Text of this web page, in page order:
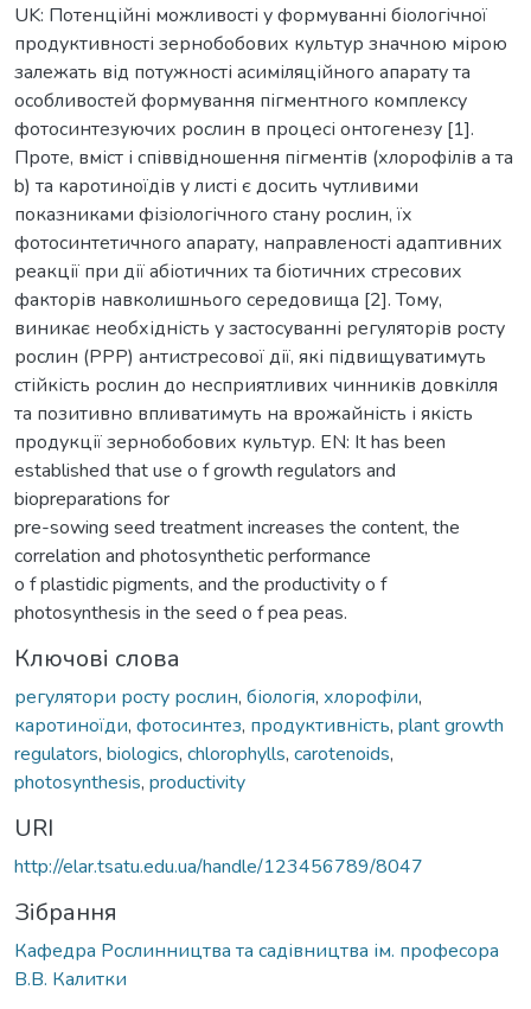
UK: Потенційні можливості у формуванні біологічної
продуктивності зернобобових культур значною мірою
залежать від потужності асиміляційного апарату та
особливостей формування пігментного комплексу
фотосинтезуючих рослин в процесі онтогенезу [1].
Проте, вміст і співвідношення пігментів (хлорофілів а та
b) та каротиноїдів у листі є досить чутливими
показниками фізіологічного стану рослин, їх
фотосинтетичного апарату, направленості адаптивних
реакції при дії абіотичних та біотичних стресових
факторів навколишнього середовища [2]. Тому,
виникає необхідність у застосуванні регуляторів росту
рослин (РРР) антистресової дії, які підвищуватимуть
стійкість рослин до несприятливих чинників довкілля
та позитивно впливатимуть на врожайність і якість
продукції зернобобових культур. EN: It has been
established that use o f growth regulators and
biopreparations for
pre-sowing seed treatment increases the content, the
correlation and photosynthetic performance
o f plastidic pigments, and the productivity o f
photosynthesis in the seed o f pea peas.
Ключові слова
регулятори росту рослин, біологія, хлорофіли,
каротиноїди, фотосинтез, продуктивність, plant growth
regulators, biologics, chlorophylls, carotenoids,
photosynthesis, productivity
URI
http://elar.tsatu.edu.ua/handle/123456789/8047
Зібрання
Кафедра Рослинництва та садівництва ім. професора
В.В. Калитки